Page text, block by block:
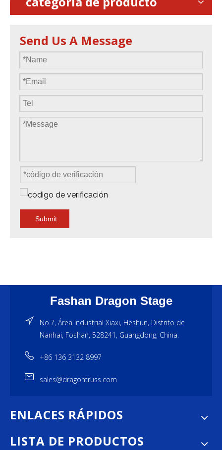
Send Us A Message
Submit
Fashan Dragon Stage
No.7, Área Industrial Xiaxi, Heshun, Distrito de
Nanhai, Foshan, 528241, Guangdong, China.
+86 136 3132 8997
sales@dragontruss.com
ENLACES RÁPIDOS
LISTA DE PRODUCTOS